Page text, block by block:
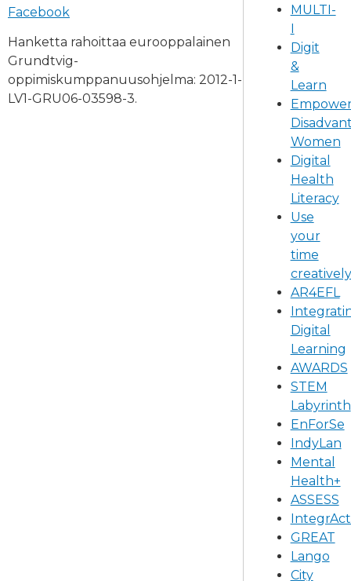
Facebook
Hanketta rahoittaa eurooppalainen
Grundtvig-
oppimiskumppanuusohjelma: 2012-1-
LV1-GRU06-03598-3.
MULTI-
I
Digit
&
Learn
Women
Digital
Health
Literacy
Use
your
time
creatively
AR4EFL
Digital
Learning
AWARDS
STEM
Labyrinth
EnForSe
IndyLan
Mental
Health+
ASSESS
GREAT
Lango
City